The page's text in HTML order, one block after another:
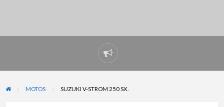
Reportar
problema
MOTOS SUZUKI V-STROM 250 SX.